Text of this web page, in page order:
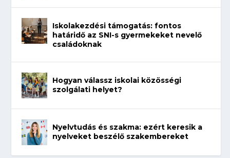
Iskolakezdési támogatás: fontos
határidő az SNI-s gyermekeket nevelő
családoknak
Hogyan válassz iskolai közösségi
szolgálati helyet?
Nyelvtudás és szakma: ezért keresik a
nyelveket beszélő szakembereket